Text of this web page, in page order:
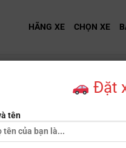
HÃNG XE CHỌN XE
camera lùi ô tô
Đặt
tên